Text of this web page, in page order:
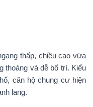
thấp, chiều cao vừa
thoáng và dễ bố trí. Kiểu
căn hộ chung cư hiện
lang.